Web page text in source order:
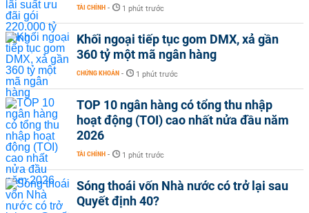
TÀI CHÍNH - 1 phút trước
Khối ngoại tiếp tục gom DMX, xả gần
360 tỷ một mã ngân hàng
CHỨNG KHOÁN - 1 phút trước
TOP 10 ngân hàng có tổng thu nhập
hoạt động (TOI) cao nhất nửa đầu năm
2026
TÀI CHÍNH - 1 phút trước
Sóng thoái vốn Nhà nước có trở lại sau
Quyết định 40?